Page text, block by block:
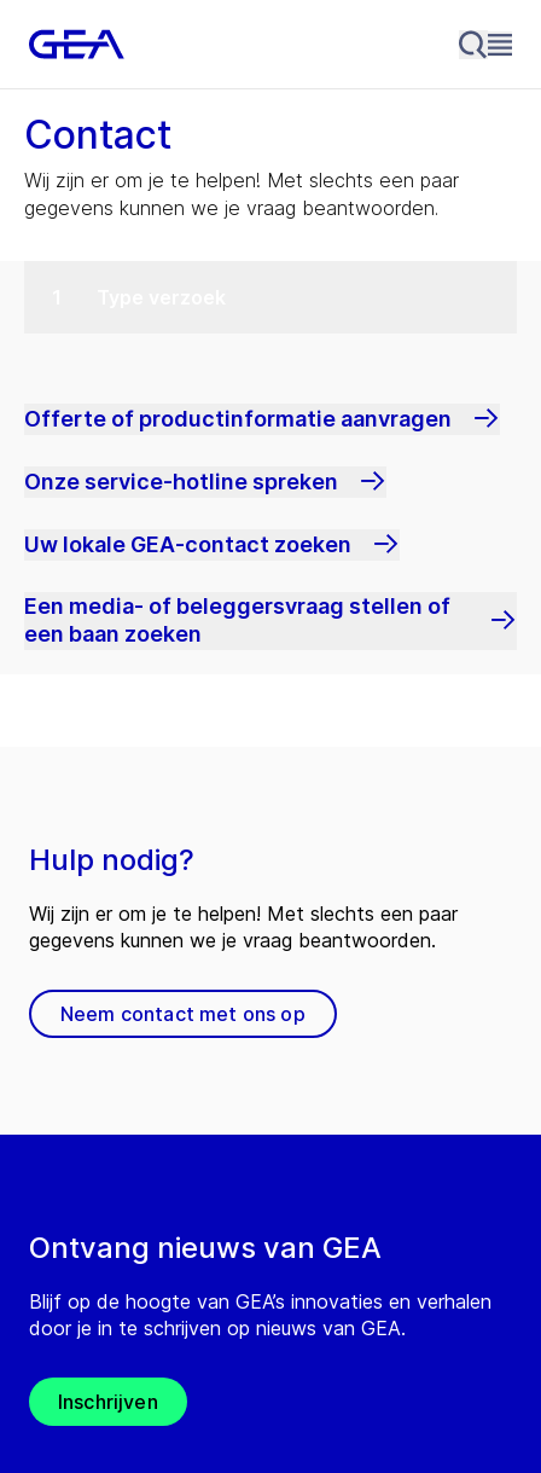
Contact
Wij zijn er om je te helpen! Met slechts een paar
gegevens kunnen we je vraag beantwoorden.
Offerte of productinformatie aanvragen
Onze service-hotline spreken
Uw lokale GEA-contact zoeken
Een media- of beleggersvraag stellen of
een baan zoeken
Ontvang nieuws van GEA
Blijf op de hoogte van GEA’s innovaties en verhalen
door je in te schrijven op nieuws van GEA.
Inschrijven
Hulp nodig?
Wij zijn er om je te helpen! Met slechts een paar
gegevens kunnen we je vraag beantwoorden.
Neem contact met ons op